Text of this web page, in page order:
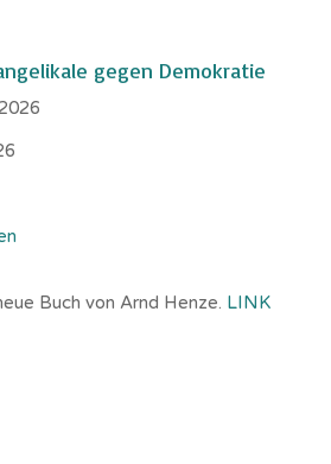
gegen Demokratie
Buch von Arnd Henze. LINK